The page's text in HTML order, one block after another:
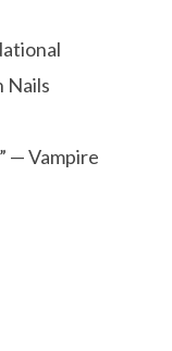
Nails
— Vampire